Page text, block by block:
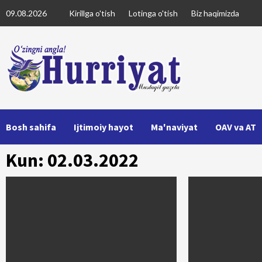
to
09.08.2026 Kirillga o'tish Lotinga o'tish Biz haqimizda
Bosh sahifa Ijtimoiy hayot Ma'naviyat OAV va AT
Kun: 02.03.2022